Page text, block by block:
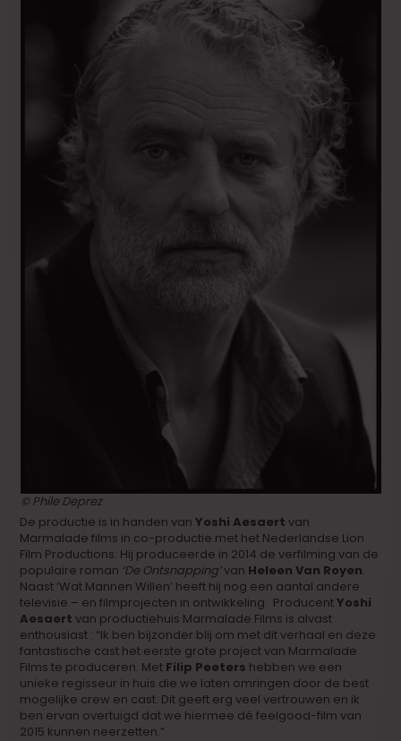
© Phile Deprez
De productie is in handen vanYoshi Aesaert van
Marmalade films in co-productie met het Nederlandse Lion
Film Productions. Hij produceerde in 2014 de verfilming van de
populaire roman ‘De Ontsnapping’van Heleen Van Royen.
Naast ‘Wat Mannen Willen’ heeft hij nog een aantal andere
televisie – en filmprojecten in ontwikkeling. ProducentYoshi
Aesaert van productiehuis Marmalade Films is alvast
enthousiast : “Ik ben bijzonder blij om met dit verhaal en deze
fantastische cast het eerste grote project van Marmalade
Films te produceren. Met Filip Peeters hebben we een
unieke regisseur in huis die we laten omringen door de best
mogelijke crew en cast. Dit geeft erg veel vertrouwen en ik
ben ervan overtuigd dat we hiermee dé feelgood-film van
2015 kunnen neerzetten.”